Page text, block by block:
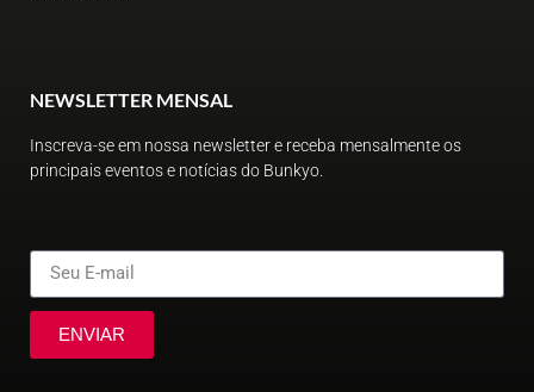
NEWSLETTER MENSAL
Inscreva-se em nossa newsletter e receba mensalmente os
principais eventos e notícias do Bunkyo.
ENVIAR